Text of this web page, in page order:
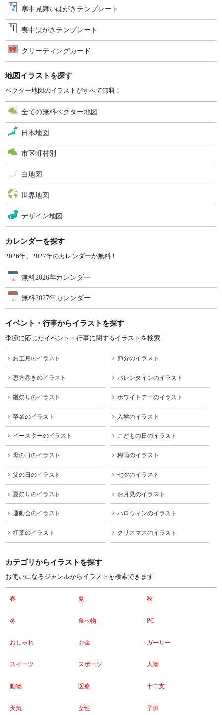
寒中見舞いはがきテンプレート
喪中はがきテンプレート
グリーティングカード
地図イラストを探す
ベクター地図のイラストがすべて無料！
全ての無料ベクター地図
日本地図
市区町村別
白地図
世界地図
デザイン地図
カレンダーを探す
2026年、2027年のカレンダーが無料！
無料2026年カレンダー
無料2027年カレンダー
イベント・行事からイラストを探す
季節に応じたイベント・行事に関するイラストを検索
お正月のイラスト 節分のイラスト
恵方巻きのイラスト バレンタインのイラスト
雛祭りのイラスト ホワイトデーのイラスト
卒業のイラスト 入学のイラスト
イースターのイラスト こどもの日のイラスト
母の日のイラスト 梅雨のイラスト
父の日のイラスト 七夕のイラスト
夏祭りのイラスト お月見のイラスト
運動会のイラスト ハロウィンのイラスト
紅葉のイラスト クリスマスのイラスト
カテゴリからイラストを探す
お使いになるジャンルからイラストを検索できます
春 夏 秋
冬 食べ物 PC
おしゃれ お金 ガーリー
スイーツ スポーツ 人物
動物 医療 十二支
天気 女性 子供